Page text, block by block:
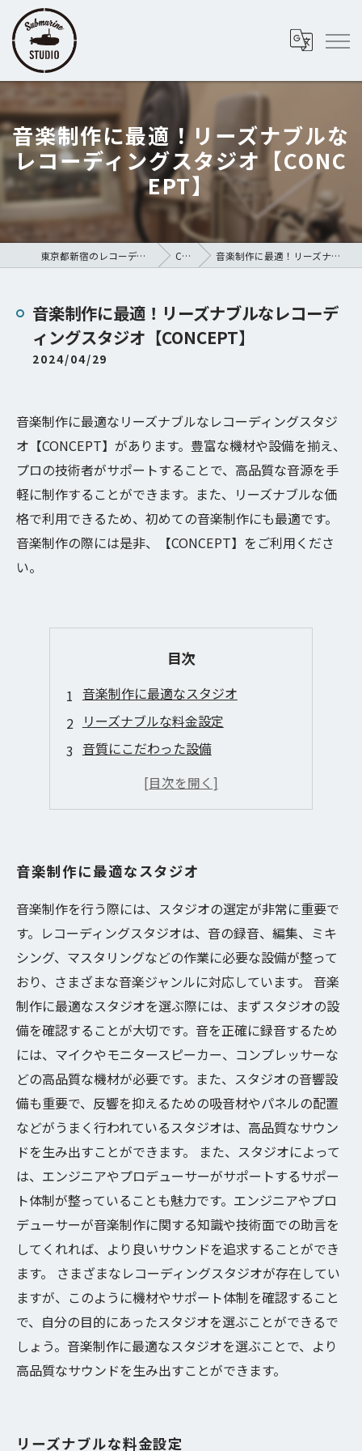
音楽制作に最適！リーズナブルな
レコーディングスタジオ【CONC
EPT】
東京都新宿のレコーディングスタジオならSubmarine STUDIO COLUMN 音楽制作に最適！リーズナブルなレコーディングスタジオ【CONCEPT】
音楽制作に最適！リーズナブルなレコーデ
ィングスタジオ【CONCEPT】
2024/04/29
音楽制作に最適なリーズナブルなレコーディングスタジ
オ【CONCEPT】があります。豊富な機材や設備を揃え、
プロの技術者がサポートすることで、高品質な音源を手
軽に制作することができます。また、リーズナブルな価
格で利用できるため、初めての音楽制作にも最適です。
音楽制作の際には是非、【CONCEPT】をご利用くださ
い。
目次
音楽制作に最適なスタジオ
リーズナブルな料金設定
音質にこだわった設備
豊富な機材レンタルサービス
音楽制作に最適なスタジオ
音楽制作を行う際には、スタジオの選定が非常に重要で
す。レコーディングスタジオは、音の録音、編集、ミキ
シング、マスタリングなどの作業に必要な設備が整って
おり、さまざまな音楽ジャンルに対応しています。 音楽
制作に最適なスタジオを選ぶ際には、まずスタジオの設
備を確認することが大切です。音を正確に録音するため
には、マイクやモニタースピーカー、コンプレッサーな
どの高品質な機材が必要です。また、スタジオの音響設
備も重要で、反響を抑えるための吸音材やパネルの配置
などがうまく行われているスタジオは、高品質なサウン
ドを生み出すことができます。 また、スタジオによって
は、エンジニアやプロデューサーがサポートするサポー
ト体制が整っていることも魅力です。エンジニアやプロ
デューサーが音楽制作に関する知識や技術面での助言を
してくれれば、より良いサウンドを追求することができ
ます。 さまざまなレコーディングスタジオが存在してい
ますが、このように機材やサポート体制を確認すること
で、自分の目的にあったスタジオを選ぶことができるで
しょう。音楽制作に最適なスタジオを選ぶことで、より
高品質なサウンドを生み出すことができます。
リーズナブルな料金設定